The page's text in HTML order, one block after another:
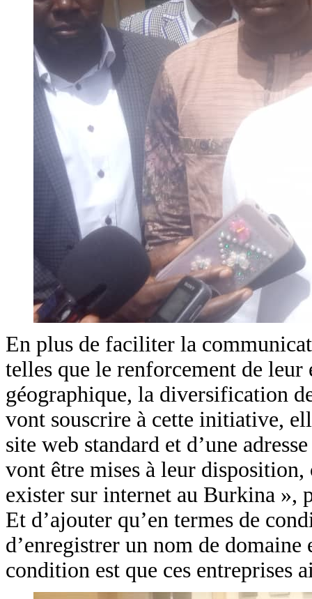
En plus de faciliter la
telles que le renforcement de leur
géographique, la diversification
vont souscrire à cette initiative,
site web standard et d’une
vont être mises à leur
exister sur internet au Burkina »,
Et d’ajouter qu’en termes de
d’enregistrer un nom de
condition est que ces entreprises